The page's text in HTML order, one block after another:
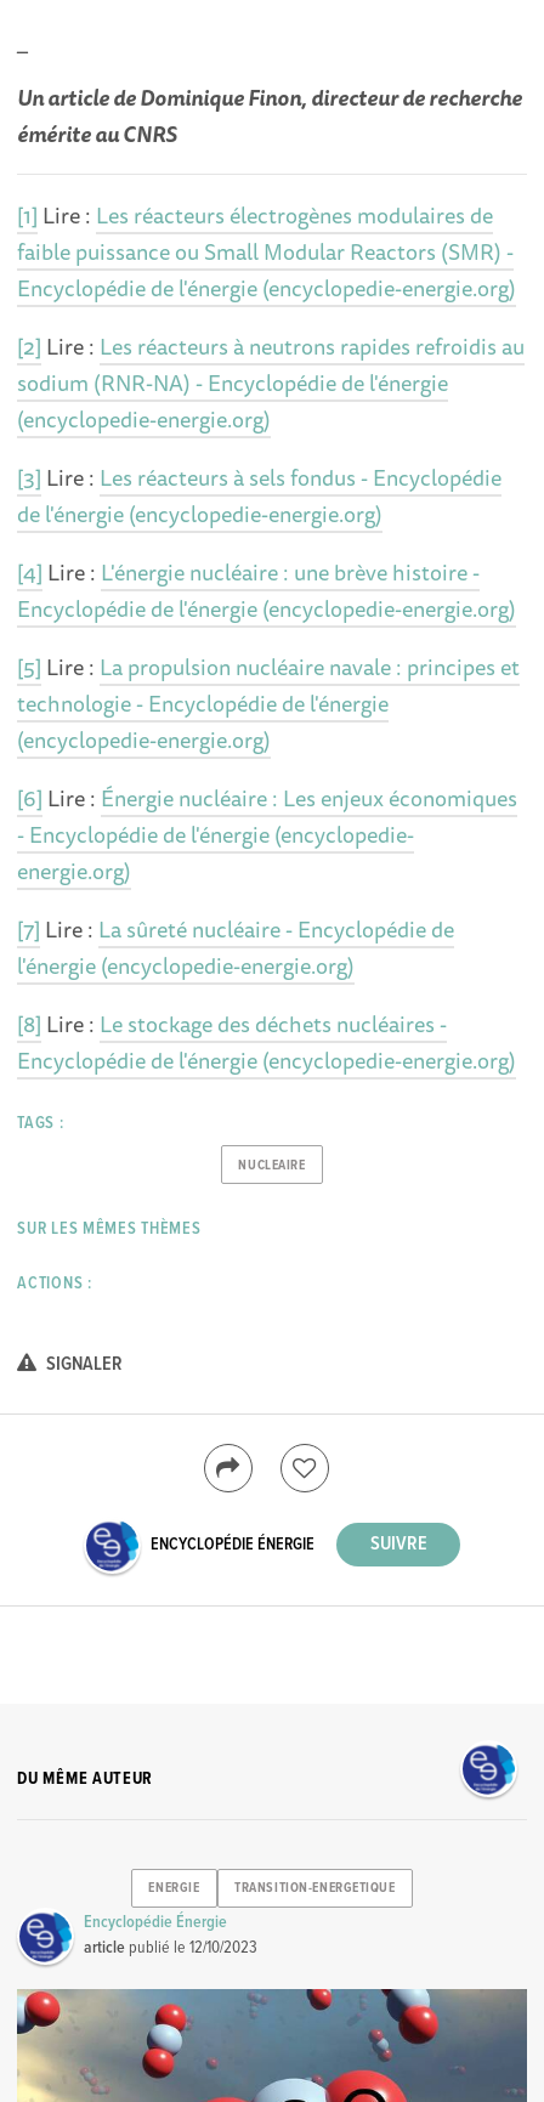
Un article deDominique Finon, directeur de recherche
émérite au CNRS
[1] Lire : Les réacteurs électrogènes modulaires de
faible puissance ou Small Modular Reactors (SMR) -
Encyclopédie de l'énergie (encyclopedie-energie.org)
[2] Lire : Les réacteurs à neutrons rapides refroidis au
sodium (RNR-NA) - Encyclopédie de l'énergie
(encyclopedie-energie.org)
[3] Lire : Les réacteurs à sels fondus - Encyclopédie
de l'énergie (encyclopedie-energie.org)
[4] Lire : L'énergie nucléaire : une brève histoire -
Encyclopédie de l'énergie (encyclopedie-energie.org)
[5] Lire : La propulsion nucléaire navale : principes et
technologie - Encyclopédie de l'énergie
(encyclopedie-energie.org)
[6] Lire : Énergie nucléaire : Les enjeux économiques
- Encyclopédie de l'énergie (encyclopedie-
energie.org)
[7] Lire : La sûreté nucléaire - Encyclopédie de
l'énergie (encyclopedie-energie.org)
[8] Lire : Le stockage des déchets nucléaires -
Encyclopédie de l'énergie (encyclopedie-energie.org)
TAGS :
NUCLEAIRE
SUR LES MÊMES THÈMES
ACTIONS :
SIGNALER
ENCYCLOPÉDIE ÉNERGIE
DU MÊME AUTEUR
ENERGIE TRANSITION-ENERGETIQUE
Encyclopédie Énergie
article publié le12/10/2023